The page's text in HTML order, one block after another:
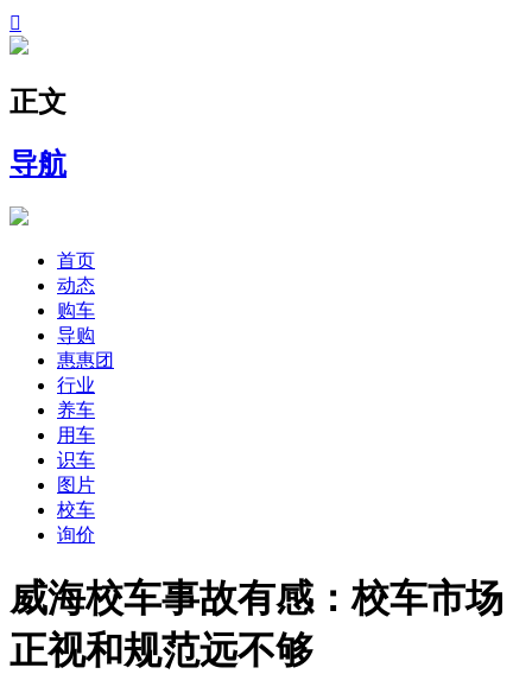

正文
导航
首页
动态
购车
导购
惠惠团
行业
养车
用车
识车
图片
校车
询价
威海校车事故有感：校车市场
正视和规范远不够